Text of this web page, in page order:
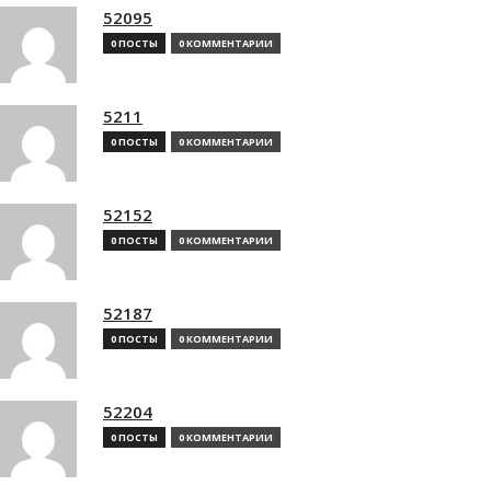
52095
0 ПОСТЫ 0 КОММЕНТАРИИ
5211
0 ПОСТЫ 0 КОММЕНТАРИИ
52152
0 ПОСТЫ 0 КОММЕНТАРИИ
52187
0 ПОСТЫ 0 КОММЕНТАРИИ
52204
0 ПОСТЫ 0 КОММЕНТАРИИ